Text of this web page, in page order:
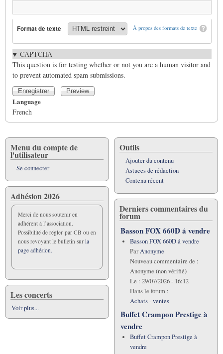
À propos des formats de texte
Format de texte
CAPTCHA
This question is for testing whether or not you are a human visitor and
to prevent automated spam submissions.
Language
French
Menu du compte de
l'utilisateur
Se connecter
Adhésion 2026
Merci de nous soutenir en
adhérent à l’association.
Possibilité de régler par CB ou en
nous revoyant le bulletin sur la
page adhésion.
Les concerts
Voir plus...
Outils
Ajouter du contenu
Astuces de rédaction
Contenu récent
Derniers commentaires du
forum
Basson FOX 660D á vendre
Basson FOX 660D á vendre
ParAnonyme
Nouveau commentaire de :
Anonyme (non vérifié)
Le : 29/07/2026 - 16:12
Dans le forum :
Achats - ventes
Buffet Crampon Prestige à
vendre
Buffet Crampon Prestige à
vendre